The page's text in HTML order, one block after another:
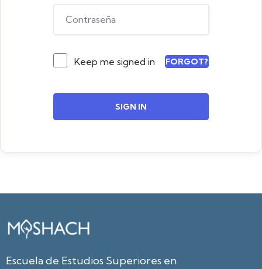
Keep me signed in FORGOT?
SIGN IN
Escuela de Estudios Superiores en